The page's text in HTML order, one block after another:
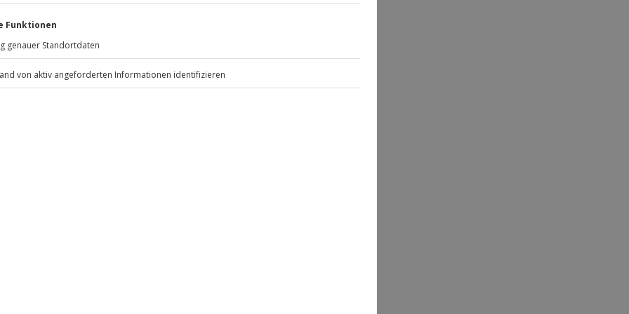
Uhr
vegetarisch, vegan) auf
Jochen SchweizerGmbH
Mühldorfstraße 8
außer an bundesweiten